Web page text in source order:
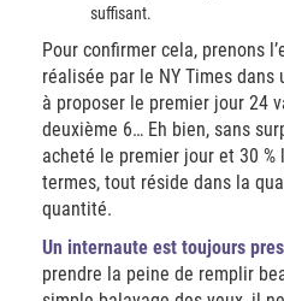
suffisant.
Pour confirmer cela, prenons
réalisée par le NY Times
à proposer le premier jour 24
deuxième 6… Eh bien, sans
acheté le premier jour et 30 %
termes, tout réside dans la
quantité.
Un internaute est toujours
prendre la peine de remplir